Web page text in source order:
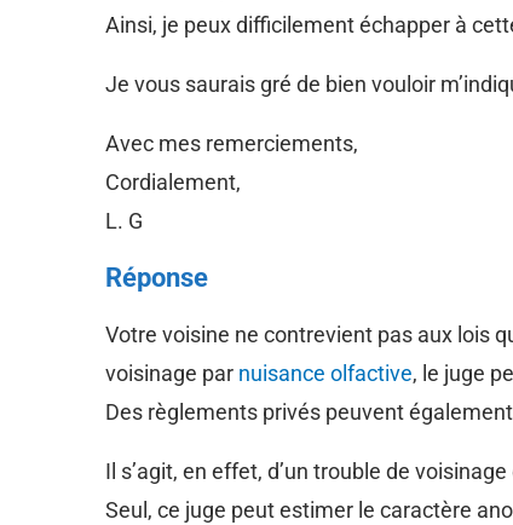
Ainsi, je peux difficilement échapper à
Je vous saurais gré de bien vouloir
Avec mes remerciements,
Cordialement,
L. G
Réponse
Votre voisine ne contrevient pas aux lois
voisinage par nuisance olfactive, le juge
Des règlements privés peuvent
Il s’agit, en effet, d’un trouble de
Seul, ce juge peut estimer le caractère